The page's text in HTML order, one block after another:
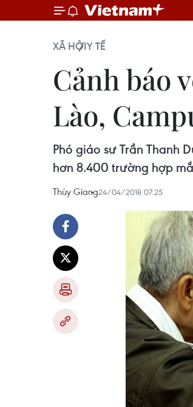
XÃ HỘIY TẾ
Cảnh báo
Lào,
Phó giáo sư Trần Thanh
hơn 8.400 trường hợp
Thùy Giang24/04/2018 07:25